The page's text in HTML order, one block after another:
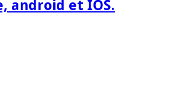
android et IOS.